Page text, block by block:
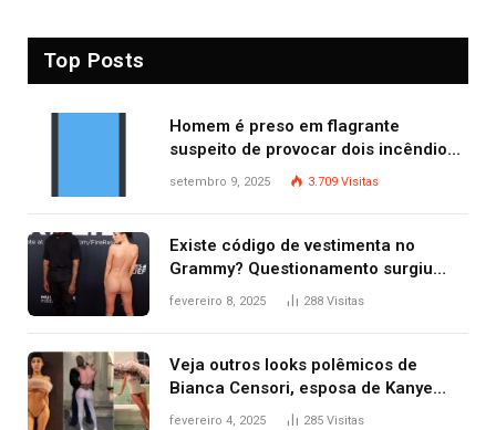
Top Posts
Homem é preso em flagrante
suspeito de provocar dois incêndios
criminosos no mesmo dia
setembro 9, 2025 3.709 Visitas
Existe código de vestimenta no
Grammy? Questionamento surgiu
após Bianca Censori, mulher de
fevereiro 8, 2025 288 Visitas
Veja outros looks polêmicos de
Bianca Censori, esposa de Kanye
West que apareceu nua no Grammy
fevereiro 4, 2025 285 Visitas